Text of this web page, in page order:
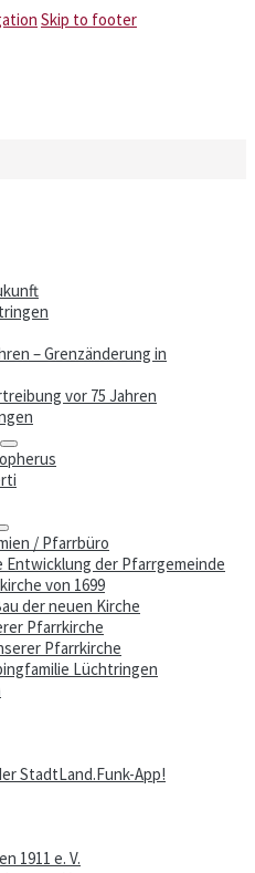
Skip to footer
– Grenzänderung in
vor 75 Jahren
/ Pfarrbüro
Entwicklung der Pfarrgemeinde
von 1699
der neuen Kirche
Pfarrkirche
Pfarrkirche
Lüchtringen
StadtLand.Funk-App!
1911 e. V.